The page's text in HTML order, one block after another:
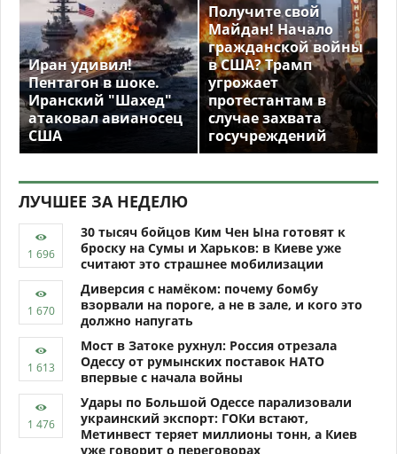
Иран удивил!
Пентагон в шоке.
Иранский "Шахед"
атаковал авианосец
США
Получите свой
Майдан! Начало
гражданской войны
в США? Трамп
угрожает
протестантам в
случае захвата
госучреждений
ЛУЧШЕЕ ЗА НЕДЕЛЮ
30 тысяч бойцов Ким Чен Ына готовят к
броску на Сумы и Харьков: в Киеве уже
считают это страшнее мобилизации
Диверсия с намёком: почему бомбу
взорвали на пороге, а не в зале, и кого это
должно напугать
Мост в Затоке рухнул: Россия отрезала
Одессу от румынских поставок НАТО
впервые с начала войны
Удары по Большой Одессе парализовали
украинский экспорт: ГОКи встают,
Метинвест теряет миллионы тонн, а Киев
уже говорит о переговорах